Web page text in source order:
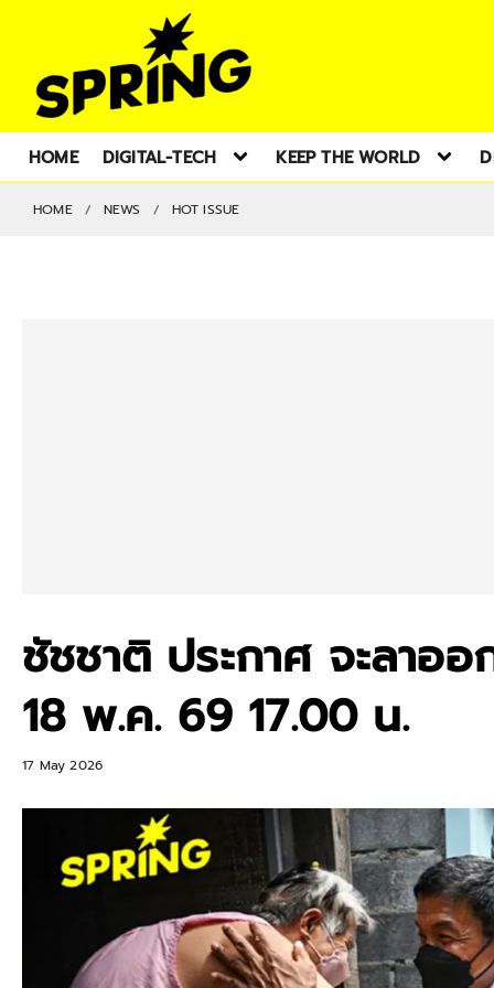
HOME DIGITAL-TECH KEEP THE WORLD
HOME NEWS HOT ISSUE
ชัชชาติ ประกาศ จะลาอ
18 พ.ค. 69 17.00 น.
17 May 2026